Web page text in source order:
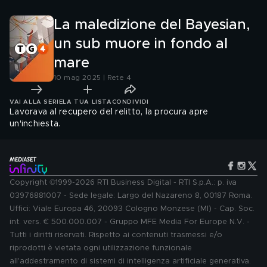
La maledizione del Bayesian,
un sub muore in fondo al
mare
10 mag 2025 | Rete 4
VAI ALLA SERIE LA TUA LISTA CONDIVIDI
Lavorava al recupero del relitto, la procura apre
un'inchiesta.
Copyright ©1999-2026 RTI Business Digital - RTI S.p.A.: p. iva
03976881007 - Sede legale: Largo del Nazareno 8, 00187 Roma.
Uffici: Viale Europa 46, 20093 Cologno Monzese (MI) - Cap. Soc.
int. vers. € 500.000.007 - Gruppo MFE Media For Europe N.V. -
Tutti i diritti riservati. Rispetto ai contenuti trasmessi e/o
riprodotti è vietata ogni utilizzazione funzionale
all'addestramento di sistemi di intelligenza artificiale generativa.